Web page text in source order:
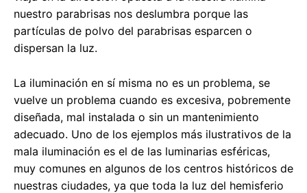
nuestro parabrisas nos deslumbra porque las
partículas de polvo del parabrisas esparcen o
dispersan la luz.
La iluminación en sí misma no es un problema, se
vuelve un problema cuando es excesiva, pobremente
diseñada, mal instalada o sin un mantenimiento
adecuado. Uno de los ejemplos más ilustrativos de la
mala iluminación es el de las luminarias esféricas,
muy comunes en algunos de los centros históricos de
nuestras ciudades, ya que toda la luz del hemisferio